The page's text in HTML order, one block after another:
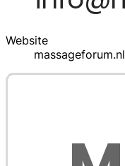
Website
massageforum.nl